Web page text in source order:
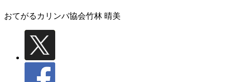
おてがるカリンバ協会竹林 晴美